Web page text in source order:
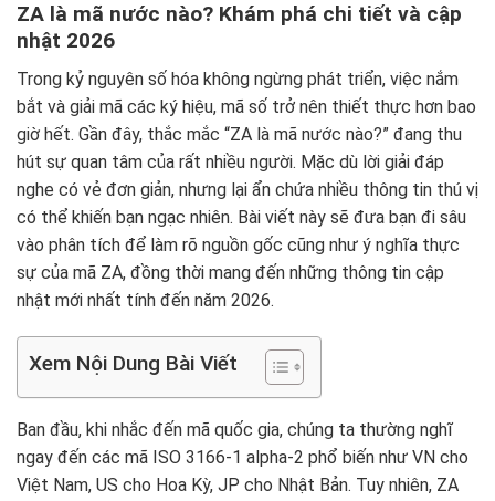
ZA là mã nước nào? Khám phá chi tiết và cập
nhật 2026
Trong kỷ nguyên số hóa không ngừng phát triển, việc nắm
bắt và giải mã các ký hiệu, mã số trở nên thiết thực hơn bao
giờ hết. Gần đây, thắc mắc “ZA là mã nước nào?” đang thu
hút sự quan tâm của rất nhiều người. Mặc dù lời giải đáp
nghe có vẻ đơn giản, nhưng lại ẩn chứa nhiều thông tin thú vị
có thể khiến bạn ngạc nhiên. Bài viết này sẽ đưa bạn đi sâu
vào phân tích để làm rõ nguồn gốc cũng như ý nghĩa thực
sự của mã ZA, đồng thời mang đến những thông tin cập
nhật mới nhất tính đến năm 2026.
Xem Nội Dung Bài Viết
Ban đầu, khi nhắc đến mã quốc gia, chúng ta thường nghĩ
ngay đến các mã ISO 3166-1 alpha-2 phổ biến như VN cho
Việt Nam, US cho Hoa Kỳ, JP cho Nhật Bản. Tuy nhiên, ZA